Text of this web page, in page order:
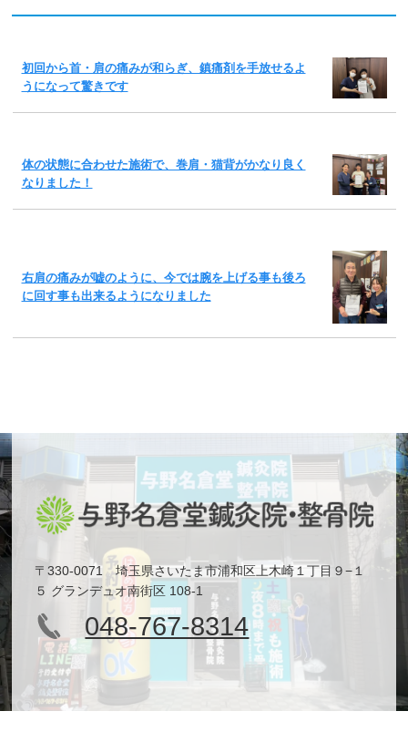
初回から首・肩の痛みが和らぎ、鎮痛剤を手放せるよ
うになって驚きです
体の状態に合わせた施術で、巻肩・猫背がかなり良く
なりました！
右肩の痛みが嘘のように、今では腕を上げる事も後ろ
に回す事も出来るようになりました
〒330-0071 埼玉県さいたま市浦和区上木崎１丁目９−１
５ グランデュオ南街区 108-1
048-767-8314